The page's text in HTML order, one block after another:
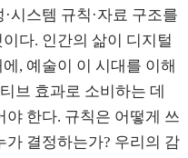
시스템 규칙·자료 구조를
다. 인간의 삶이 디지털
, 예술이 이 시대를 이해
브 효과로 소비하는 데
한다. 규칙은 어떻게 쓰
가 결정하는가? 우리의 감